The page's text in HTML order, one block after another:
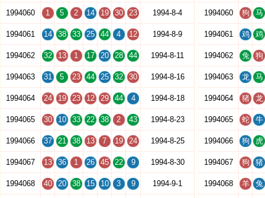
1994060 1 5 2 14 19 30 23 1994-8-4
1994061 14 38 33 25 44 4 12 1994-8-9
1994062 32 13 1 17 20 28 44 1994-8-11
1994063 31 5 23 44 25 32 30 1994-8-16
1994064 24 19 23 12 29 44 4 1994-8-18
1994065 30 10 33 22 38 2 43 1994-8-23
1994066 37 21 38 13 7 19 24 1994-8-25
1994067 13 36 1 26 45 22 9 1994-8-30
1994068 40 20 38 15 10 3 9 1994-9-1
1994060 狗 马
1994061 鸡 鸡
1994062 兔 狗
1994063 龙 马
1994064 猪 龙
1994065 蛇 牛
1994066 狗 虎
1994067 狗 猪
1994068 羊 兔